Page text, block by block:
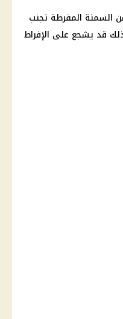
السمنة المفرطة تجنب
قد يشجع على الإفراط